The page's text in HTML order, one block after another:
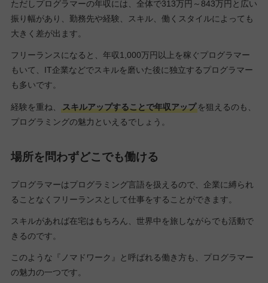
ただしプログラマーの年収には、全体で313万円～843万円と広い
振り幅があり、勤務先や経験、スキル、働くスタイルによっても
大きく差が出ます。
フリーランスになると、年収1,000万円以上を稼ぐプログラマー
もいて、IT企業などでスキルを磨いた後に独立するプログラマー
も多いです。
経験を重ね、 スキルアップすることで年収アップを狙えるのも、
プログラミングの魅力といえるでしょう。
場所を問わずどこでも働ける
プログラマーはプログラミング言語を扱えるので、企業に縛られ
ることなくフリーランスとして仕事をすることができます。
スキルがあれば在宅はもちろん、世界中を旅しながらでも活動で
きるのです。
このような『ノマドワーク』と呼ばれる働き方も、プログラマー
の魅力の一つです。